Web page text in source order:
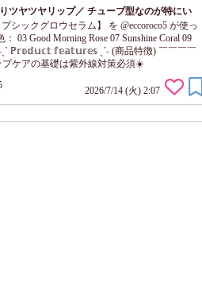
りツヤツヤリップ／ チューブ型なのが特にい
シックグロウセラム】 を @eccoroco5 が使っ
03 Good Morning Rose 07 Sunshine Coral 09
ℙ𝕣𝕠𝕕𝕦𝕔𝕥 𝕗𝕖𝕒𝕥𝕦𝕣𝕖𝕤 ˎˊ˗ (商品特徴) ￣￣￣￣
プケアの基礎は紫外線対策必須☀️
成分70%✨スキ...
2026/7/14 (火) 2:07